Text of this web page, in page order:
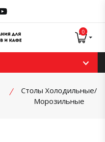
Youtube
0
Столы Холодильные/
Морозильные